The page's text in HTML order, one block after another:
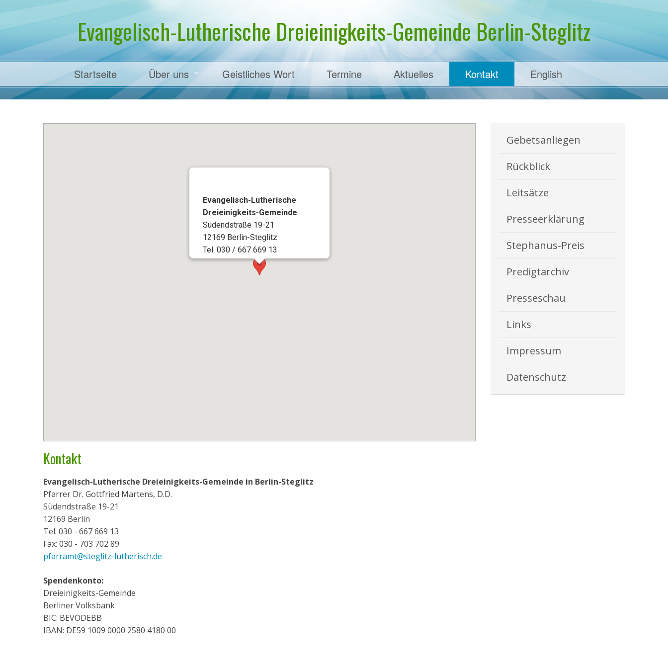
Evangelisch-Lutherische Dreieinigkeits-Gemeinde Berlin-Steglitz
Startseite
Über uns
Pfarrer Dr. Martens
Geistliches Wort Termine Aktuelles Kontakt English
Evangelisch-Lutherische
Dreieinigkeits-Gemeinde
Südendstraße 19-21
12169 Berlin-Steglitz
Tel. 030 / 667 669 13
Kontakt
Evangelisch-Lutherische Dreieinigkeits-Gemeinde in Berlin-Steglitz
Pfarrer Dr. Gottfried Martens, D.D.
Südendstraße 19-21
12169 Berlin
Tel. 030 - 667 669 13
Fax: 030 - 703 702 89
pfarramt@steglitz-lutherisch.de
Spendenkonto:
Dreieinigkeits-Gemeinde
Berliner Volksbank
BIC: BEVODEBB
IBAN: DE59 1009 0000 2580 4180 00
Gebetsanliegen
Rückblick
Leitsätze
Presseerklärung
Stephanus-Preis
Predigtarchiv
Presseschau
Links
Impressum
Datenschutz